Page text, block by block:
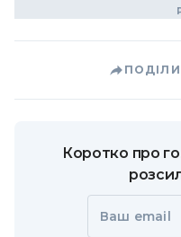
Коротко про
Ваш email